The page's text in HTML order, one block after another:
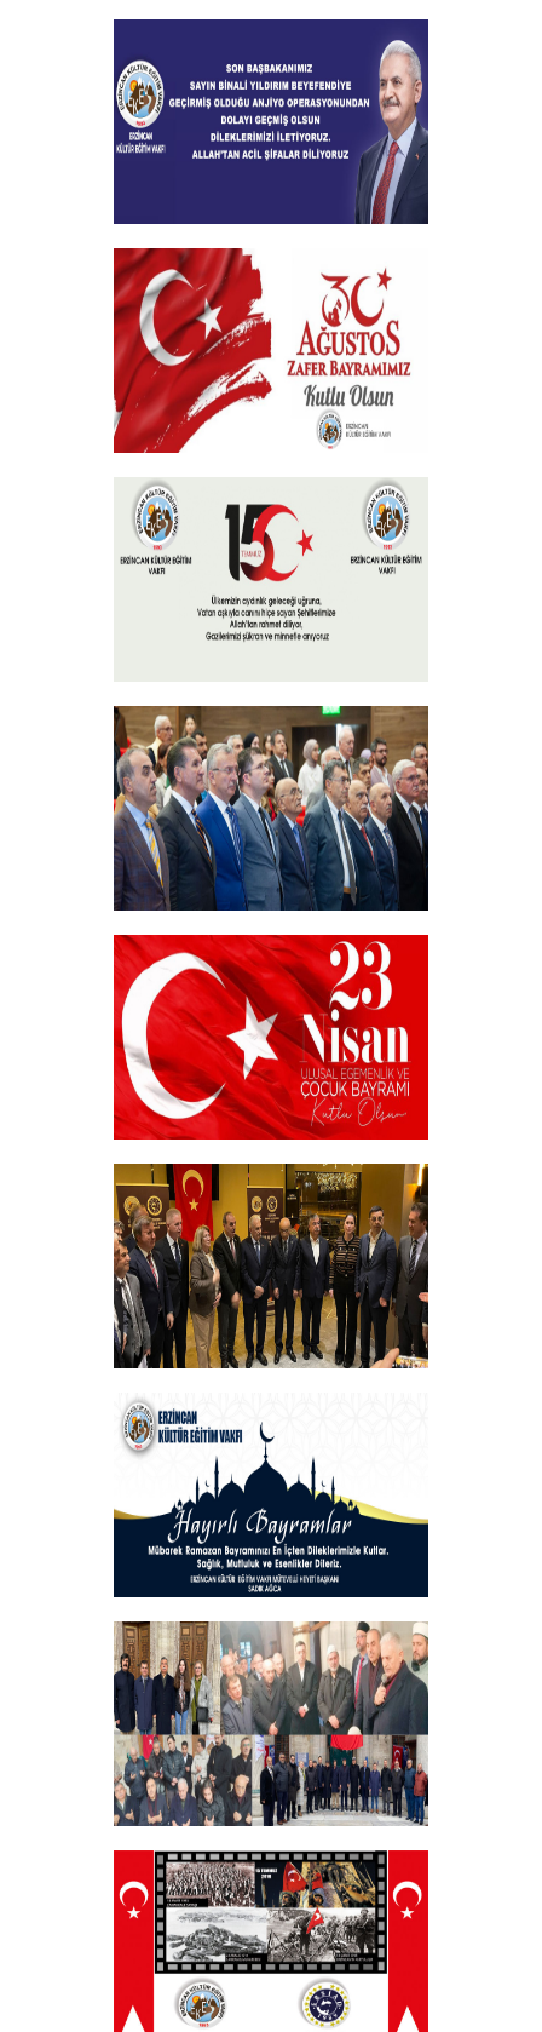
2024-2025 Burs Toplantısında 7000
+
Geçmiş Olsun Mesajı
+
30 Ağustos Zafer Bayramı
+
15 Temmuz 2024
+
Akademik Bilim, Sanat ve Spor Ödülleri”
Sahiplerini Buldu.
+
23 NİSAN
+
Vakfımızın Geleneksel İftar Programı
+
Hayırlı Bayramlar
+
Tüm Şehitlerimizi Anma Programı
Düzenledik
+